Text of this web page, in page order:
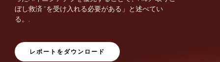
ぼし救済 ”を受け入れる必要がある」と述べてい
る。.
レポートをダウンロード